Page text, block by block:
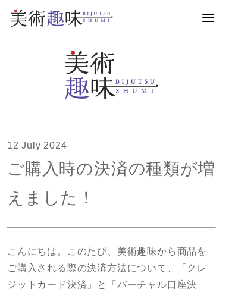
12 July 2024
ご購入時の決済の種類が増
えました！
こんにちは。このたび、美術趣味から商品を
ご購入される際の決済方法について、「クレ
ジットカード決済」と「バーチャル口座決